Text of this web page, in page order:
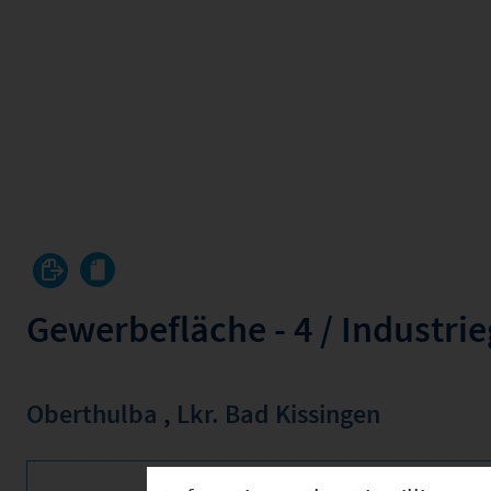
Gewerbefläche - 4 /
Oberthulba , Lkr. Bad Kissingen